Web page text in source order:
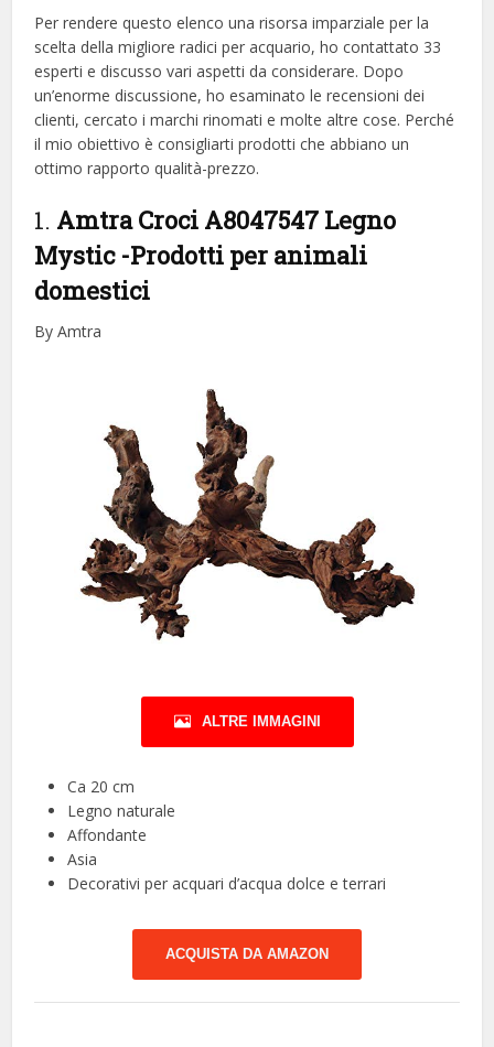
Per rendere questo elenco una risorsa imparziale per la
scelta della migliore radici per acquario, ​​ho contattato 33
esperti e discusso vari aspetti da considerare. Dopo
un’enorme discussione, ho esaminato le recensioni dei
clienti, cercato i marchi rinomati e molte altre cose. Perché
il mio obiettivo è consigliarti prodotti che abbiano un
ottimo rapporto qualità-prezzo.
1. Amtra Croci A8047547 Legno
Mystic -Prodotti per animali
domestici
By Amtra
ALTRE IMMAGINI
Ca 20 cm
Legno naturale
Affondante
Asia
Decorativi per acquari d’acqua dolce e terrari
ACQUISTA DA AMAZON